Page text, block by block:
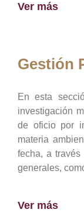
Ver más
Gestión
En esta
investigación
de oficio por
materia
fecha, a
generales,
Ver más